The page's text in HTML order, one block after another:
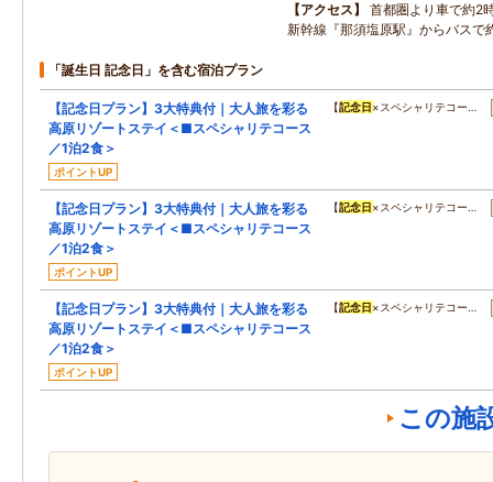
アクセス
首都圏より車で約2
新幹線『那須塩原駅』からバスで
「誕生日 記念日」を含む宿泊プラン
【記念日プラン】3大特典付｜大人旅を彩る
高原リゾートステイ＜■スペシャリテコース
／1泊2食＞
ポイントUP
【記念日 ×スペシャリテコー…
【記念日プラン】3大特典付｜大人旅を彩る
高原リゾートステイ＜■スペシャリテコース
／1泊2食＞
ポイントUP
【記念日 ×スペシャリテコー…
【記念日プラン】3大特典付｜大人旅を彩る
高原リゾートステイ＜■スペシャリテコース
／1泊2食＞
ポイントUP
【記念日 ×スペシャリテコー…
この施